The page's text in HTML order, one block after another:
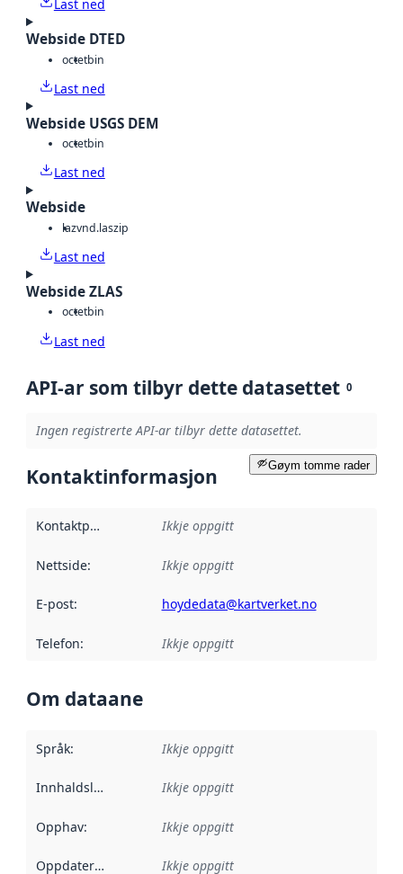
Last ned
Webside DTED
octetbin
Last ned
Webside USGS DEM
octetbin
Last ned
Webside
lazvnd.laszip
Last ned
Webside ZLAS
octetbin
Last ned
API-ar som tilbyr dette datasettet 0
Ingen registrerte API-ar tilbyr dette datasettet.
Gøym tomme rader
Kontaktinformasjon
Kontaktpunkt Ikkje oppgitt
Nettside: Ikkje oppgitt
E-post: hoydedata@kartverket.no
Telefon: Ikkje oppgitt
Om dataane
Språk: Ikkje oppgitt
Innhaldsleverandørar :
Ikkje oppgitt
Opphav: Ikkje oppgitt
Oppdateringsfrekvens :
Ikkje oppgitt